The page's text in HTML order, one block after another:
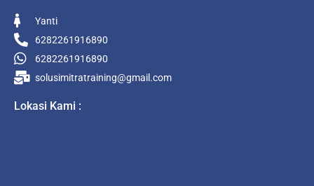
Yanti
6282261916890
6282261916890
solusimitratraining@gmail.com
Lokasi Kami :